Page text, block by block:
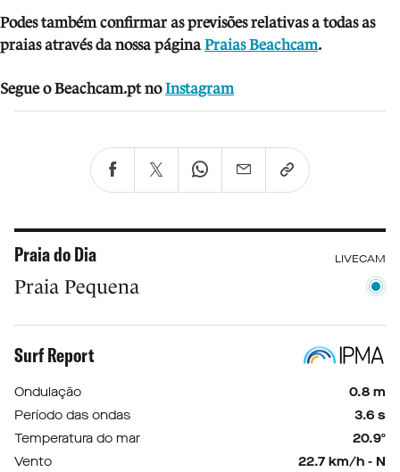
Podes também confirmar as previsões relativas a todas as
praias através da nossa páginaPraias Beachcam.
Segue o Beachcam.pt no Instagram
Praia do Dia LIVECAM
Praia Pequena
Surf Report
Ondulação
0.8 m
Período das ondas
3.6 s
Temperatura do mar
20.9º
Vento
22.7 km/h - N